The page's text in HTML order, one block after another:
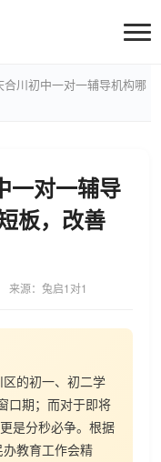
合川初中一对一辅导机构哪
一对一辅导
板，改善
来源：兔启1对1
的初一、初二学
口期；而对于即将
是分秒必争。根据
教育工作会精